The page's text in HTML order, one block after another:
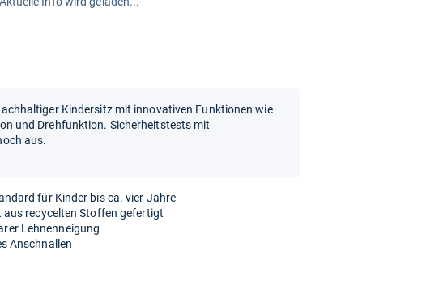
Kindersitz mit innovativen Funktionen wie
und Drehfunktion. Sicherheitstests mit
aus.
für Kinder bis ca. vier Jahre
aus recycelten Stoffen gefertigt
Lehnenneigung
Anschnallen